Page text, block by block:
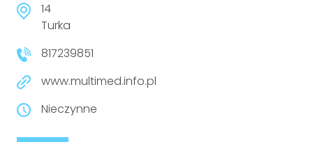
14
Turka
817239851
www.multimed.info.pl
Nieczynne